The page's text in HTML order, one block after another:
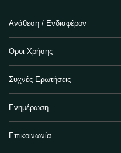
Ανάθεση / Ενδιαφέρον
Όροι Χρήσης
Συχνές Ερωτήσεις
Ενημέρωση
Επικοινωνία